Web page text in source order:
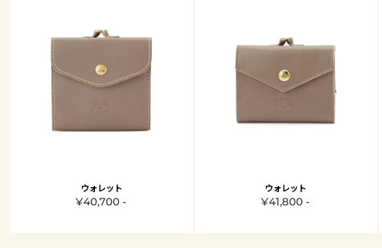
ウォレット
¥40,700 -
ウォレット
¥41,800 -